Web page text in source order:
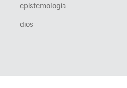
epistemología
dios